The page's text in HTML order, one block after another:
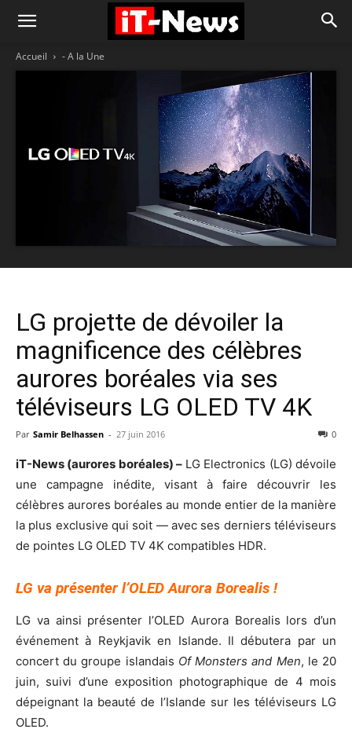
Accueil - A la Une
LG projette de dévoiler la
magnificence des célèbres
aurores boréales via ses
téléviseurs LG OLED TV 4K
Par Samir Belhassen - 27 juin 2016 0
iT-News (aurores boréales) – LG Electronics (LG) dévoile
une campagne inédite, visant à faire découvrir les
célèbres aurores boréales au monde entier de la manière
la plus exclusive qui soit — avec ses derniers téléviseurs
de pointes LG OLED TV 4K compatibles HDR.
LG va présenter l’OLED Aurora Borealis !
LG va ainsi présenter l’OLED Aurora Borealis lors d’un
événement à Reykjavik en Islande. Il débutera par un
concert du groupe islandais Of Monsters and Men, le 20
juin, suivi d’une exposition photographique de 4 mois
dépeignant la beauté de l’Islande sur les téléviseurs LG
OLED.